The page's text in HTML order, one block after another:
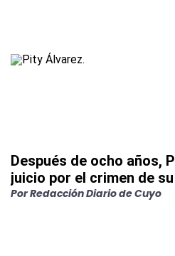
Después de ocho años,
juicio por el crimen de
PorRedacción Diario de Cuyo